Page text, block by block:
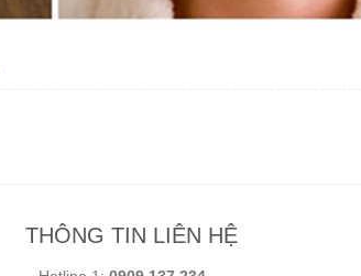
THÔNG TIN LIÊN HỆ